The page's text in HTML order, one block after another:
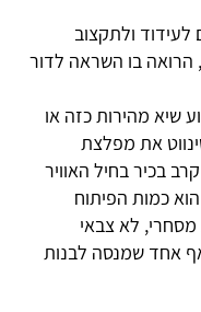
ולתקצוב
הרואה בו השראה לדור
שיא מהירות כזה או
את מפלצת
בכיר בחיל האוויר
כמות הפיתוח
לא צבאי
אחד שמנסה לבנות